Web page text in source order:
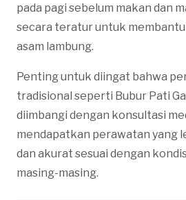
pada pagi sebelum makan dan
secara teratur untuk
asam lambung.
Penting untuk diingat bahwa
tradisional seperti Bubur Pati
diimbangi dengan konsultasi
mendapatkan perawatan yang
dan akurat sesuai dengan
masing-masing.